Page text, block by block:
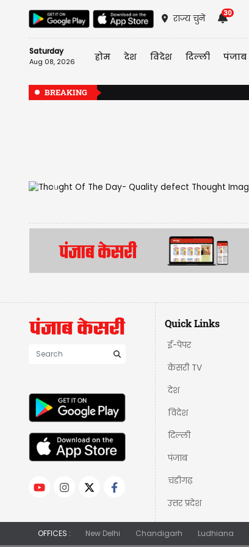
राज्य चुनें
30
Saturday
Aug 08, 2026 होम देश विदेश दिल्ली पंजाब
BREAKING
Previous
Quick Links
ई-पेपर
केसरी TV
देश
विदेश
दिल्ली
पंजाब
चंडीगढ़
उत्तर प्रदेश
OFFICES : New Delhi Chandigarh Ludhiana